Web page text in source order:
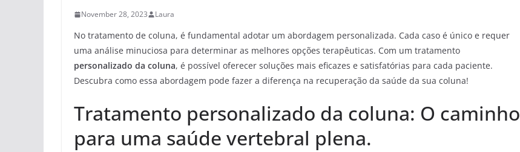
November 28, 2023 Laura
No tratamento de coluna, é fundamental adotar um abordagem personalizada. Cada caso é único e requer
uma análise minuciosa para determinar as melhores opções terapêuticas. Com um tratamento
personalizado da coluna, é possível oferecer soluções mais eficazes e satisfatórias para cada paciente.
Descubra como essa abordagem pode fazer a diferença na recuperação da saúde da sua coluna!
Tratamento personalizado da coluna: O caminho
para uma saúde vertebral plena.